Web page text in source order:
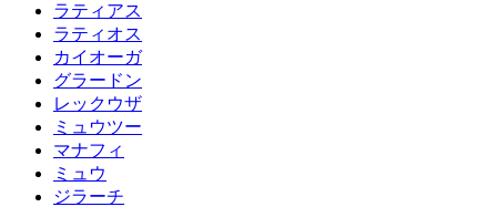
ラティアス
ラティオス
カイオーガ
グラードン
レックウザ
ミュウツー
マナフィ
ミュウ
ジラーチ